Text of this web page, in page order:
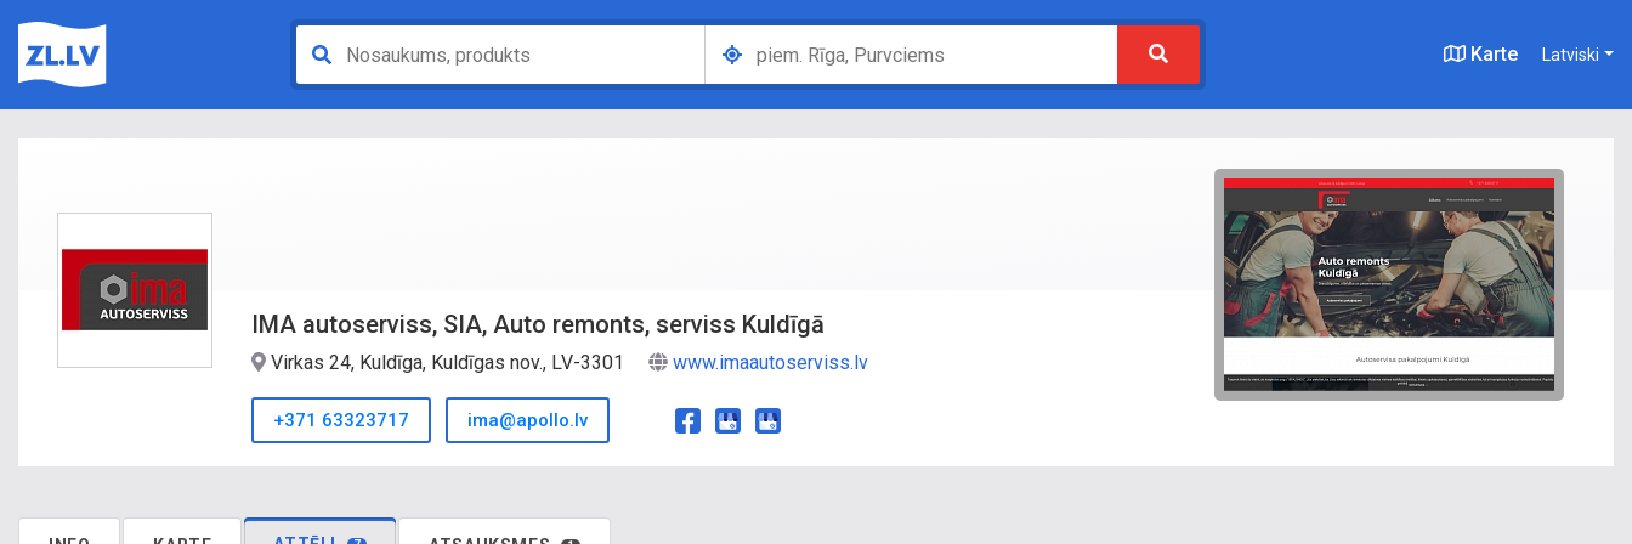
Karte Latviski
IMA autoserviss, SIA, Auto remonts, serviss Kuldīgā
Virkas 24, Kuldīga, Kuldīgas nov., LV-3301 www.imaautoserviss.lv
+371 63323717 ima@apollo.lv